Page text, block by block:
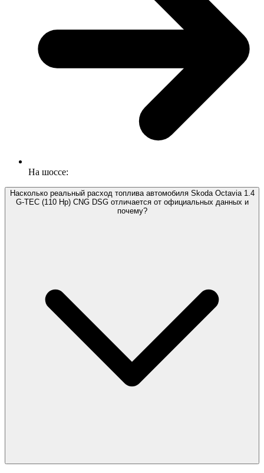
На шоссе:
Насколько реальный расход топлива автомобиля Skoda Octavia 1.4
G-TEC (110 Hp) CNG DSG отличается от официальных данных и
почему?